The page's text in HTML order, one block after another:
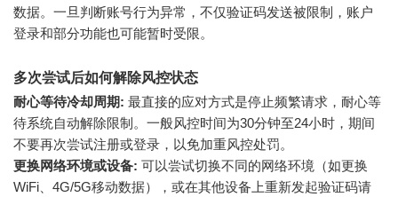
数据。一旦判断账号行为异常，不仅验证码发送被限制，账户
登录和部分功能也可能暂时受限。
多次尝试后如何解除风控状态
耐心等待冷却周期: 最直接的应对方式是停止频繁请求，耐心等
待系统自动解除限制。一般风控时间为30分钟至24小时，期间
不要再次尝试注册或登录，以免加重风控处罚。
更换网络环境或设备: 可以尝试切换不同的网络环境（如更换
WiFi、4G/5G移动数据），或在其他设备上重新发起验证码请